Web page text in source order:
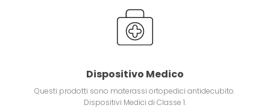
Dispositivo Medico
Questi prodotti sono materassi ortopedici antidecubito.
Dispositivi Medici di Classe 1.